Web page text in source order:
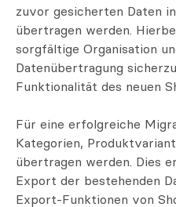
zuvor gesicherten Daten
übertragen werden.
sorgfältige Organisation
Datenübertragung
Funktionalität des neuen
Für eine erfolgreiche
Kategorien,
übertragen werden. Dies
Export der bestehenden
Export-Funktionen von